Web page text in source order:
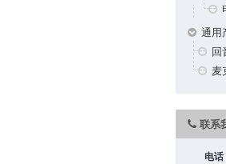
通用
回
麦
联系
电话